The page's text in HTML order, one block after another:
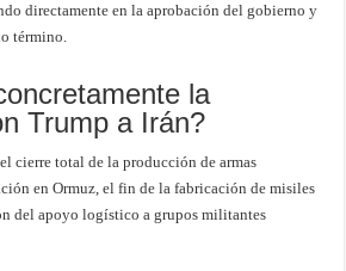
directamente en la aprobación del gobierno y
término.
la
Trump a Irán?
cierre total de la producción de armas
en Ormuz, el fin de la fabricación de misiles
del apoyo logístico a grupos militantes